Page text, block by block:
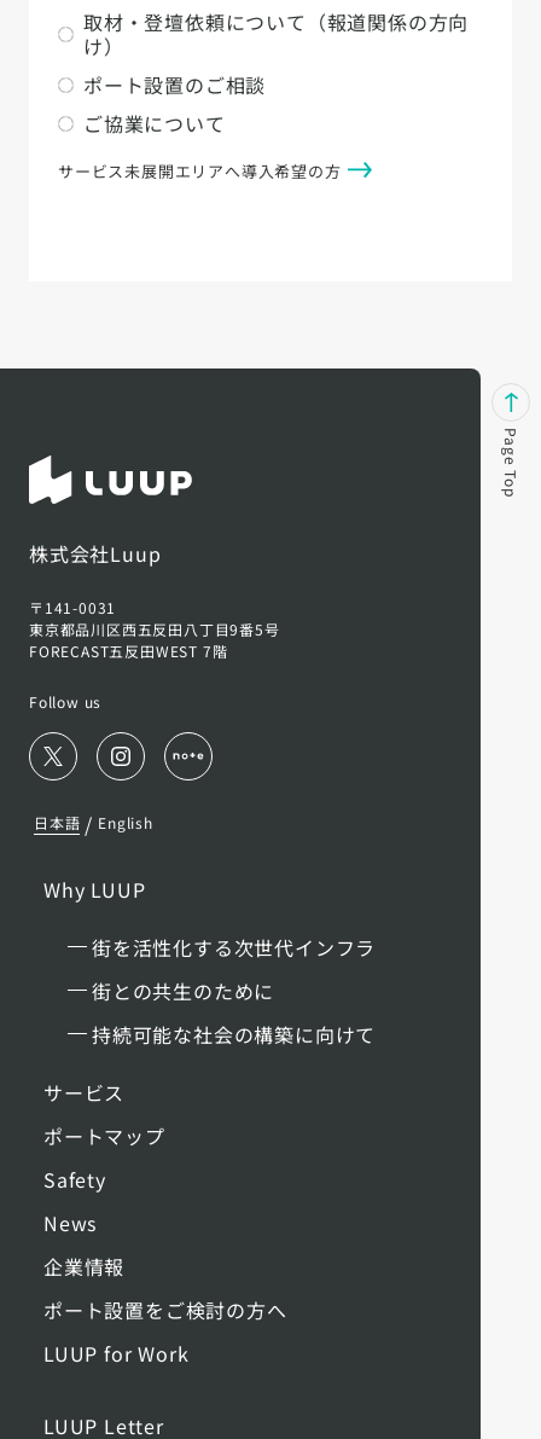
取材・登壇依頼について（報道関係の方向
け）
ポート設置のご相談
ご協業について
サービス未展開エリアへ導入希望の方
株式会社Luup
〒141-0031
東京都品川区西五反田八丁目9番5号
FORECAST五反田WEST 7階
Follow us
日本語 / English
Why LUUP
街を活性化する次世代インフラ
街との共生のために
持続可能な社会の構築に向けて
サービス
ポートマップ
Safety
News
企業情報
ポート設置をご検討の方へ
LUUP for Work
LUUP Letter
Page Top